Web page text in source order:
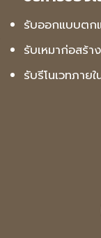
รับออกแบบตก
รับเหมาก่อสร้า
รับรีโนเวทภาย